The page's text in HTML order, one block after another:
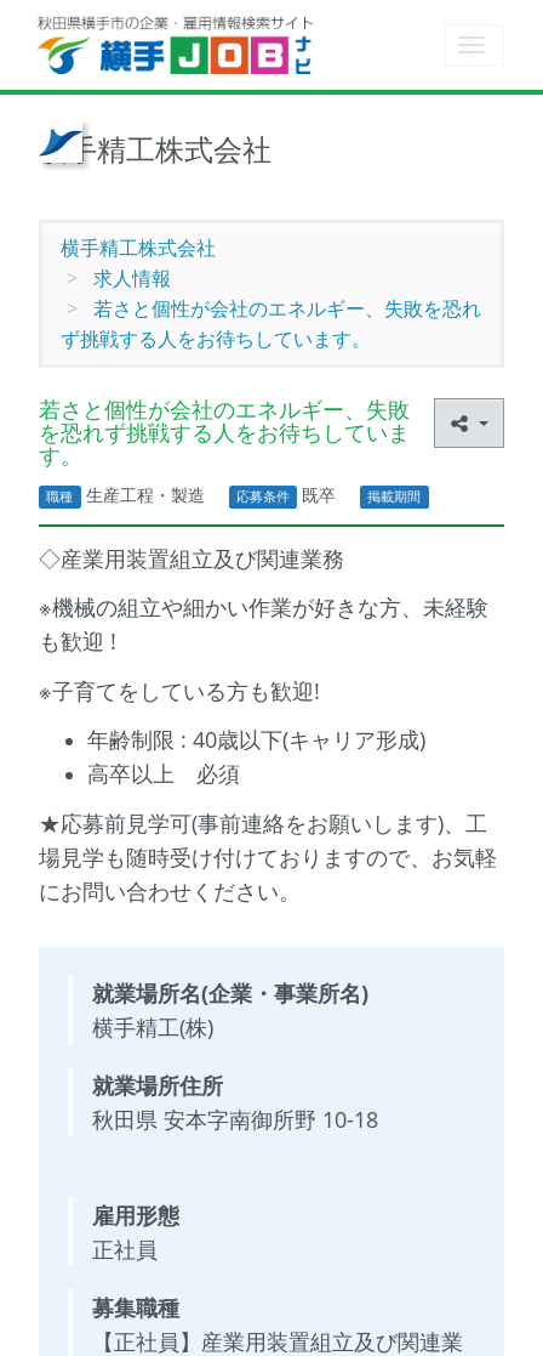
Toggle
横手精工株式会社
横手精工株式会社
求人情報
若さと個性が会社のエネルギー、失敗を恐れ
ず挑戦する人をお待ちしています。
若さと個性が会社のエネルギー、失敗
を恐れず挑戦する人をお待ちしていま
す。
職種 生産工程・製造 応募条件 既卒 掲載期間
◇産業用装置組立及び関連業務
※機械の組立や細かい作業が好きな方、未経験
も歓迎 !
※子育てをしている方も歓迎!
年齢制限 : 40歳以下(キャリア形成)
高卒以上 必須
​★応募前見学可(事前連絡をお願いします)、工
場見学も随時受け付けておりますので、お気軽
にお問い合わせください。
就業場所名(企業・事業所名)
横手精工(株)
就業場所住所
秋田県 安本字南御所野 10-18
雇用形態
正社員
募集職種
【正社員】産業用装置組立及び関連業